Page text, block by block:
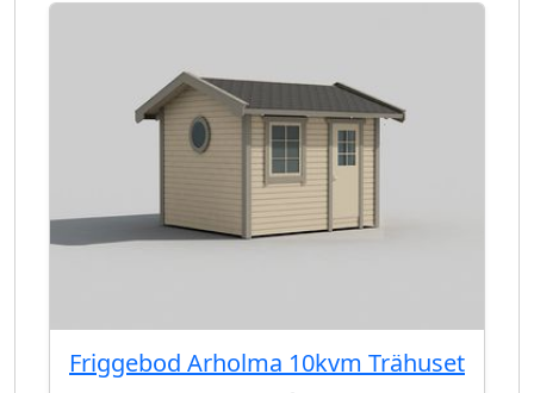
Friggebod Arholma 10kvm Trähuset